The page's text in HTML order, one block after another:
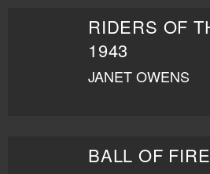
1943
JANET OWENS
BALL OF FIRE